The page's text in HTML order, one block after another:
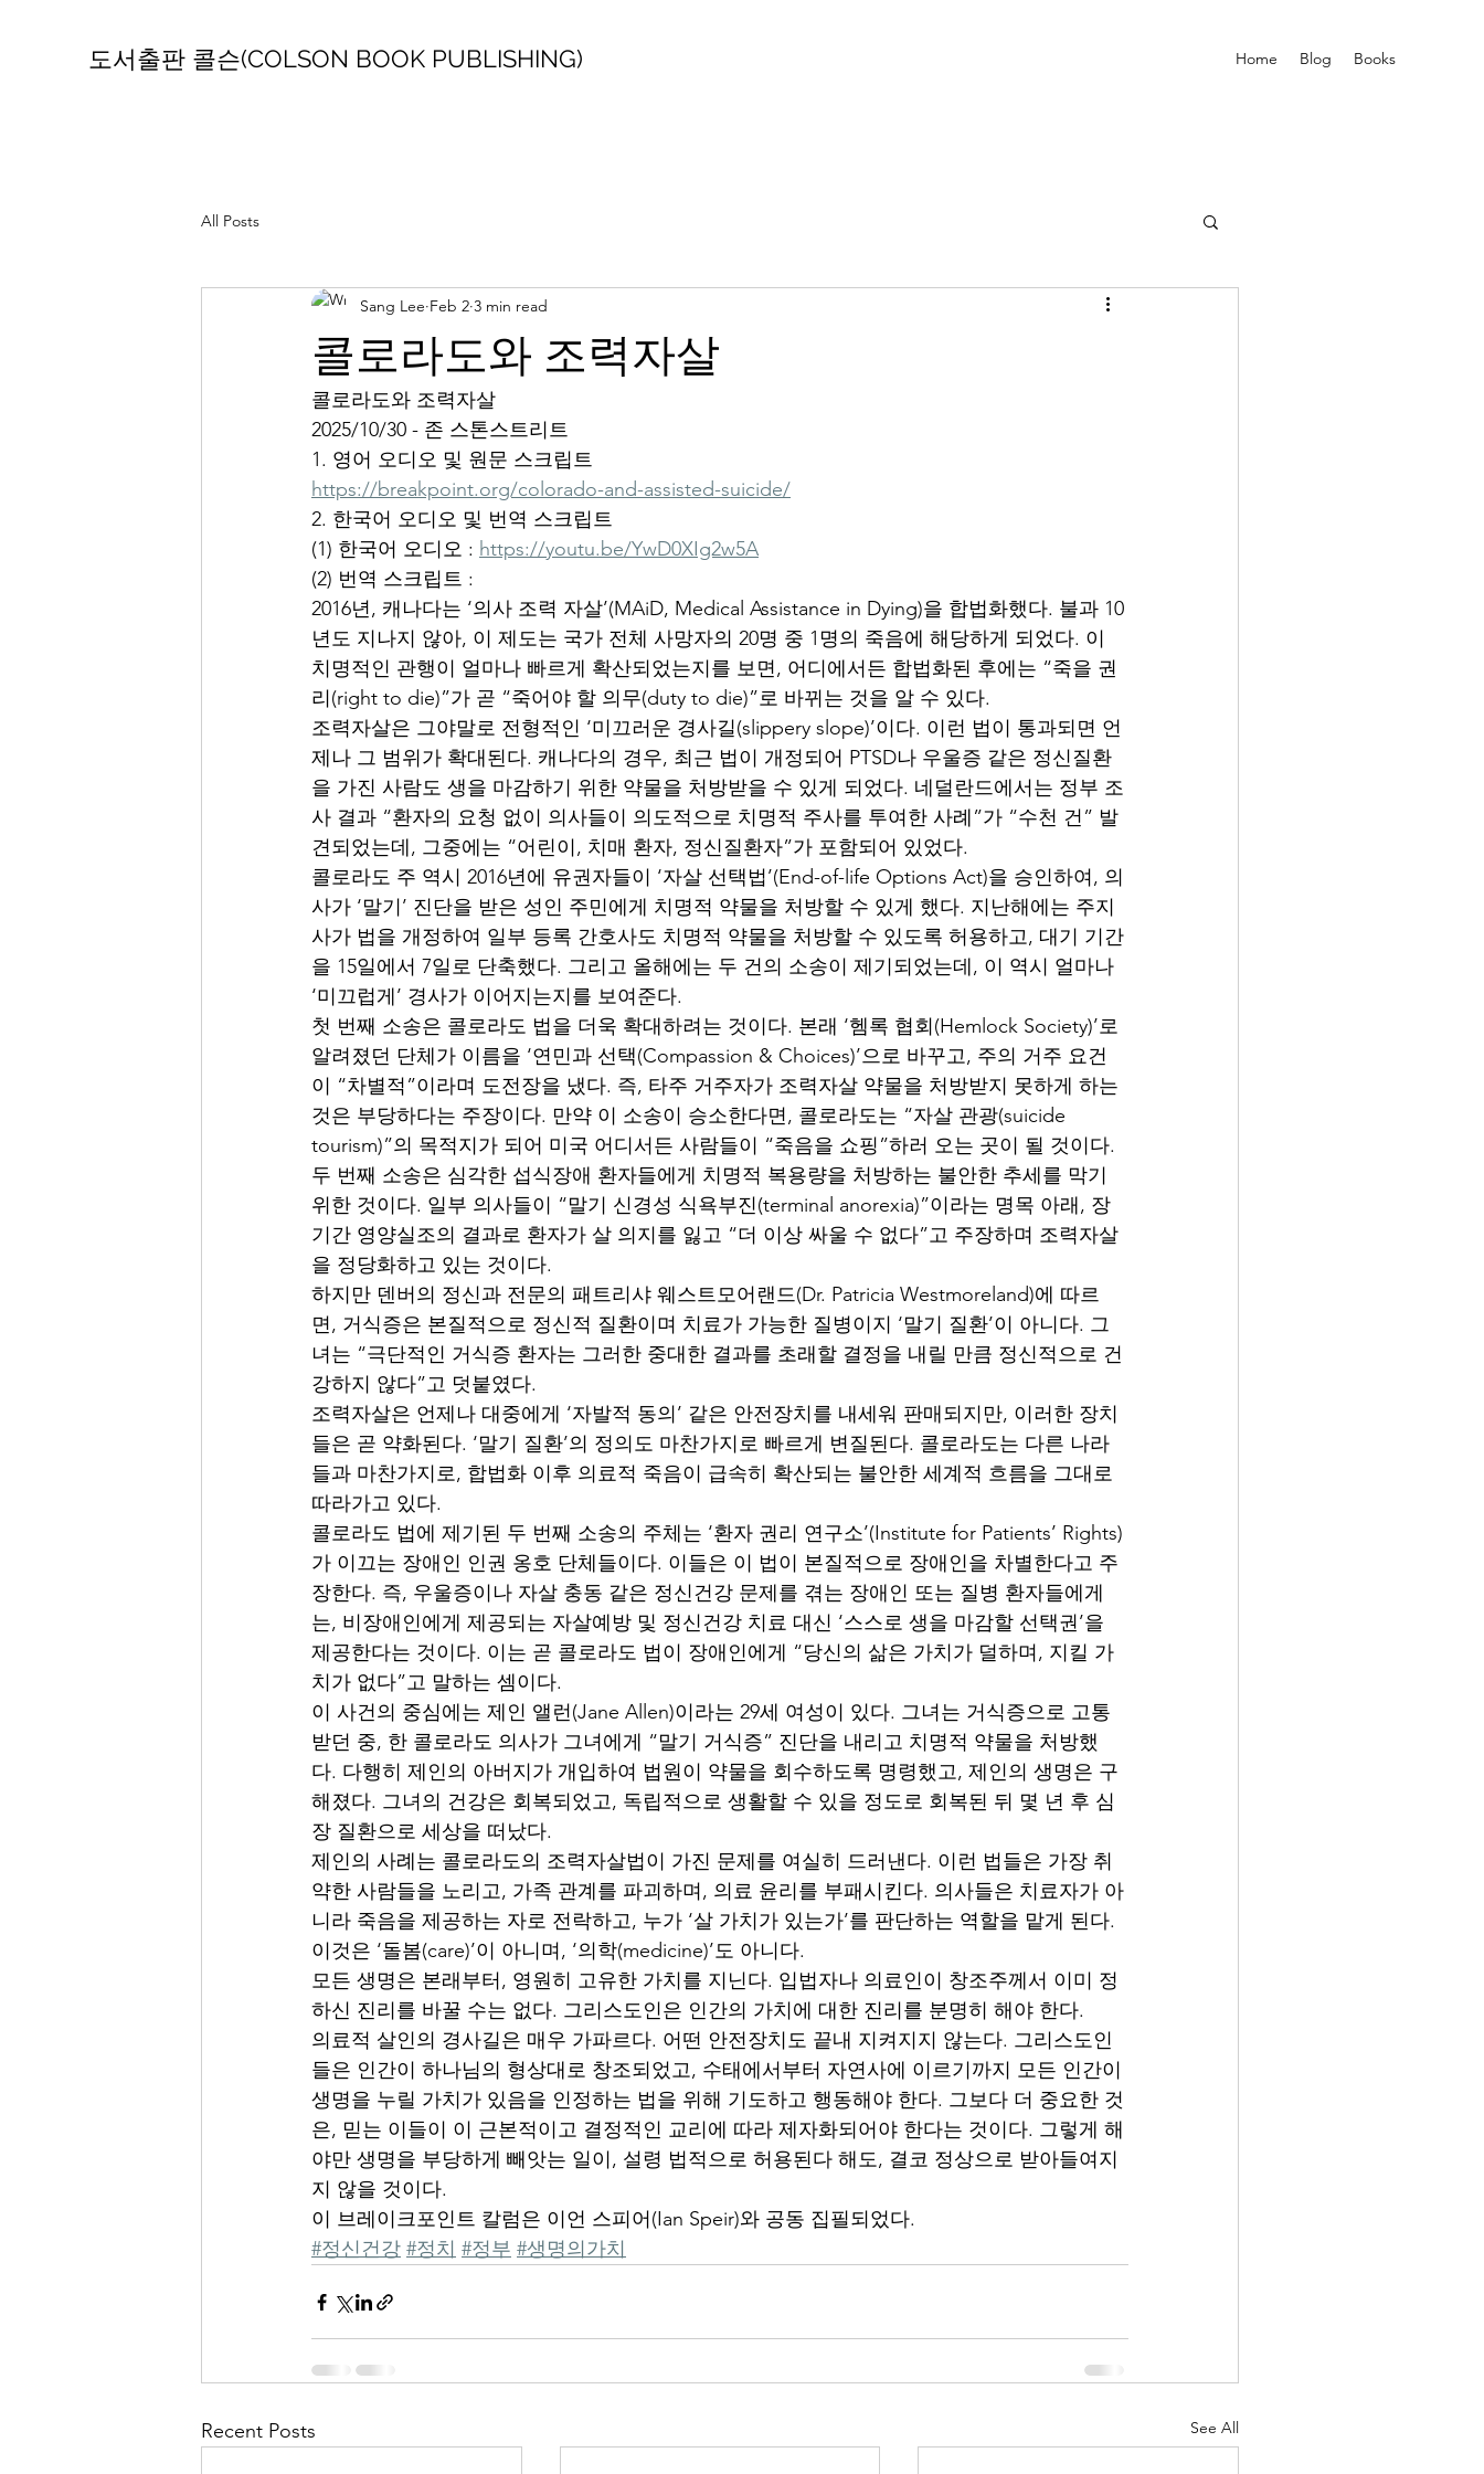
도서출판 콜슨(COLSON BOOK PUBLISHING) Home Blog Books
All Posts
콜로라도와 조력자살
Sang Lee Feb 2 3 min read
콜로라도와 조력자살
2025/10/30 - 존 스톤스트리트
1. 영어 오디오 및 원문 스크립트
https://breakpoint.org/colorado-and-assisted-suicide/
2. 한국어 오디오 및 번역 스크립트
(1) 한국어 오디오 : https://youtu.be/YwD0XIg2w5A
(2) 번역 스크립트 :
2016년, 캐나다는 ‘의사 조력 자살’(MAiD, Medical Assistance in Dying)을 합법화했다. 불과 10
년도 지나지 않아, 이 제도는 국가 전체 사망자의 20명 중 1명의 죽음에 해당하게 되었다. 이
치명적인 관행이 얼마나 빠르게 확산되었는지를 보면, 어디에서든 합법화된 후에는 “죽을 권
리(right to die)”가 곧 “죽어야 할 의무(duty to die)”로 바뀌는 것을 알 수 있다.
조력자살은 그야말로 전형적인 ‘미끄러운 경사길(slippery slope)’이다. 이런 법이 통과되면 언
제나 그 범위가 확대된다. 캐나다의 경우, 최근 법이 개정되어 PTSD나 우울증 같은 정신질환
을 가진 사람도 생을 마감하기 위한 약물을 처방받을 수 있게 되었다. 네덜란드에서는 정부 조
사 결과 “환자의 요청 없이 의사들이 의도적으로 치명적 주사를 투여한 사례”가 “수천 건” 발
견되었는데, 그중에는 “어린이, 치매 환자, 정신질환자”가 포함되어 있었다.
콜로라도 주 역시 2016년에 유권자들이 ‘자살 선택법’(End-of-life Options Act)을 승인하여, 의
사가 ‘말기’ 진단을 받은 성인 주민에게 치명적 약물을 처방할 수 있게 했다. 지난해에는 주지
사가 법을 개정하여 일부 등록 간호사도 치명적 약물을 처방할 수 있도록 허용하고, 대기 기간
을 15일에서 7일로 단축했다. 그리고 올해에는 두 건의 소송이 제기되었는데, 이 역시 얼마나
‘미끄럽게’ 경사가 이어지는지를 보여준다.
첫 번째 소송은 콜로라도 법을 더욱 확대하려는 것이다. 본래 ‘헴록 협회(Hemlock Society)’로
알려졌던 단체가 이름을 ‘연민과 선택(Compassion & Choices)’으로 바꾸고, 주의 거주 요건
이 “차별적”이라며 도전장을 냈다. 즉, 타주 거주자가 조력자살 약물을 처방받지 못하게 하는
것은 부당하다는 주장이다. 만약 이 소송이 승소한다면, 콜로라도는 “자살 관광(suicide
tourism)”의 목적지가 되어 미국 어디서든 사람들이 “죽음을 쇼핑”하러 오는 곳이 될 것이다.
두 번째 소송은 심각한 섭식장애 환자들에게 치명적 복용량을 처방하는 불안한 추세를 막기
위한 것이다. 일부 의사들이 “말기 신경성 식욕부진(terminal anorexia)”이라는 명목 아래, 장
기간 영양실조의 결과로 환자가 살 의지를 잃고 “더 이상 싸울 수 없다”고 주장하며 조력자살
을 정당화하고 있는 것이다.
하지만 덴버의 정신과 전문의 패트리샤 웨스트모어랜드(Dr. Patricia Westmoreland)에 따르
면, 거식증은 본질적으로 정신적 질환이며 치료가 가능한 질병이지 ‘말기 질환’이 아니다. 그
녀는 “극단적인 거식증 환자는 그러한 중대한 결과를 초래할 결정을 내릴 만큼 정신적으로 건
강하지 않다”고 덧붙였다.
조력자살은 언제나 대중에게 ‘자발적 동의’ 같은 안전장치를 내세워 판매되지만, 이러한 장치
들은 곧 약화된다. ‘말기 질환’의 정의도 마찬가지로 빠르게 변질된다. 콜로라도는 다른 나라
들과 마찬가지로, 합법화 이후 의료적 죽음이 급속히 확산되는 불안한 세계적 흐름을 그대로
따라가고 있다.
콜로라도 법에 제기된 두 번째 소송의 주체는 ‘환자 권리 연구소’(Institute for Patients’ Rights)
가 이끄는 장애인 인권 옹호 단체들이다. 이들은 이 법이 본질적으로 장애인을 차별한다고 주
장한다. 즉, 우울증이나 자살 충동 같은 정신건강 문제를 겪는 장애인 또는 질병 환자들에게
는, 비장애인에게 제공되는 자살예방 및 정신건강 치료 대신 ‘스스로 생을 마감할 선택권’을
제공한다는 것이다. 이는 곧 콜로라도 법이 장애인에게 “당신의 삶은 가치가 덜하며, 지킬 가
치가 없다”고 말하는 셈이다.
이 사건의 중심에는 제인 앨런(Jane Allen)이라는 29세 여성이 있다. 그녀는 거식증으로 고통
받던 중, 한 콜로라도 의사가 그녀에게 “말기 거식증” 진단을 내리고 치명적 약물을 처방했
다. 다행히 제인의 아버지가 개입하여 법원이 약물을 회수하도록 명령했고, 제인의 생명은 구
해졌다. 그녀의 건강은 회복되었고, 독립적으로 생활할 수 있을 정도로 회복된 뒤 몇 년 후 심
장 질환으로 세상을 떠났다.
제인의 사례는 콜로라도의 조력자살법이 가진 문제를 여실히 드러낸다. 이런 법들은 가장 취
약한 사람들을 노리고, 가족 관계를 파괴하며, 의료 윤리를 부패시킨다. 의사들은 치료자가 아
니라 죽음을 제공하는 자로 전락하고, 누가 ‘살 가치가 있는가’를 판단하는 역할을 맡게 된다.
이것은 ‘돌봄(care)’이 아니며, ‘의학(medicine)’도 아니다.
모든 생명은 본래부터, 영원히 고유한 가치를 지닌다. 입법자나 의료인이 창조주께서 이미 정
하신 진리를 바꿀 수는 없다. 그리스도인은 인간의 가치에 대한 진리를 분명히 해야 한다.
의료적 살인의 경사길은 매우 가파르다. 어떤 안전장치도 끝내 지켜지지 않는다. 그리스도인
들은 인간이 하나님의 형상대로 창조되었고, 수태에서부터 자연사에 이르기까지 모든 인간이
생명을 누릴 가치가 있음을 인정하는 법을 위해 기도하고 행동해야 한다. 그보다 더 중요한 것
은, 믿는 이들이 이 근본적이고 결정적인 교리에 따라 제자화되어야 한다는 것이다. 그렇게 해
야만 생명을 부당하게 빼앗는 일이, 설령 법적으로 허용된다 해도, 결코 정상으로 받아들여지
지 않을 것이다.
이 브레이크포인트 칼럼은 이언 스피어(Ian Speir)와 공동 집필되었다.
#정신건강 #정치 #정부 #생명의가치
Recent Posts See All